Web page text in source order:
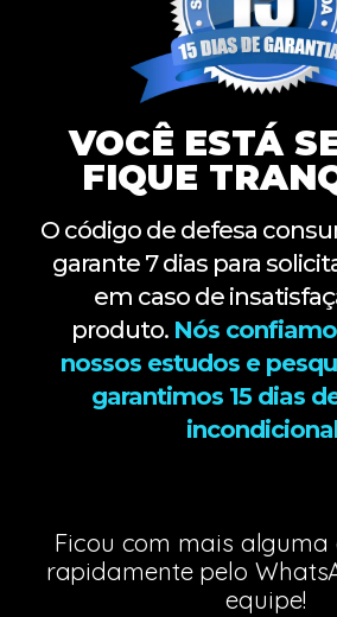
VOCÊ ESTÁ
FIQUE
O código de defesa
garante 7 dias para
em caso de
produto. Nós
nossos estudos e
garantimos 15 dias
Ficou com mais alguma
rapidamente pelo
equipe!